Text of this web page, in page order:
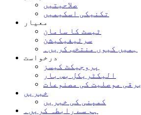
صلاحیتیں
تکنیکی اسکیمیں
معیار
ٹیسٹ کا سامان
سرٹیفیکیشن
ہمیں کیوں منتخب کریں۔
درخواست
پروجیکٹ کیسز
الیکٹریکل بس بار
برقی موصلیت کی مصنوعات
خبریں
کمپنی کی خبریں
ہم سے رابطہ کریں۔